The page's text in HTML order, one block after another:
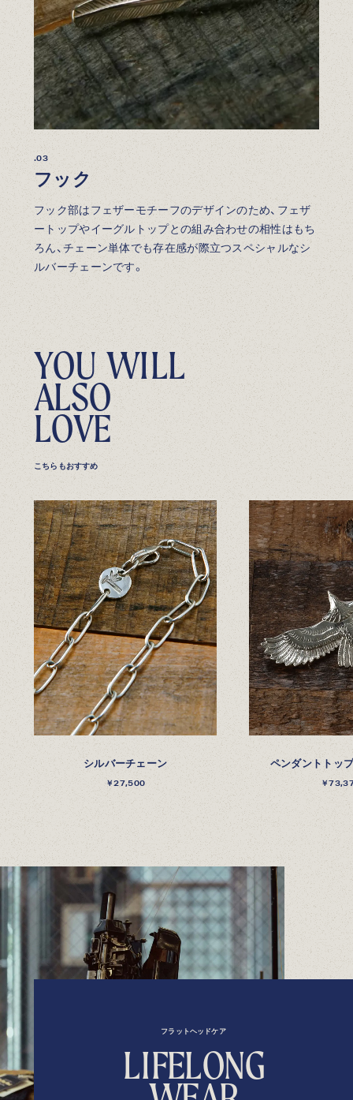
.03
フック
フック部はフェザーモチーフのデザインのため、フェザ
ートップやイーグルトップとの組み合わせの相性はもち
ろん、チェーン単体でも存在感が際立つスペシャルなシ
ルバーチェーンです。
YOU WILL
ALSO
LOVE
こちらもおすすめ
シルバーチェーン
￥27,500
ペンダントトッ
￥
フラットヘッドケア
LIFELONG